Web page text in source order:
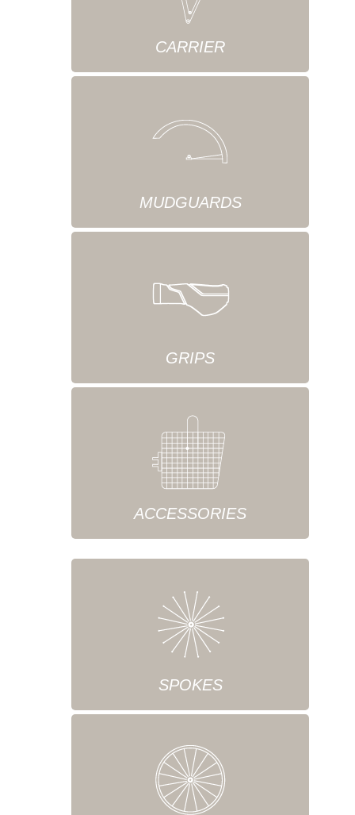
CARRIER
MUDGUARDS
GRIPS
ACCESSORIES
SPOKES